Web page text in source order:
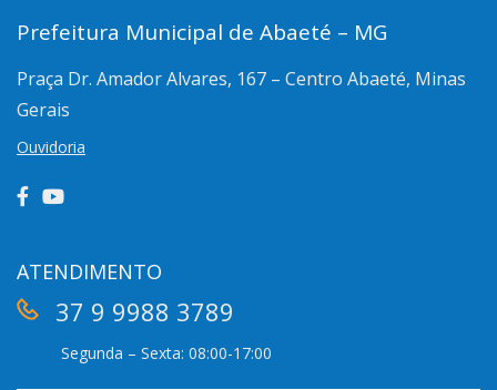
Prefeitura Municipal de Abaeté – MG
Praça Dr. Amador Alvares, 167 – Centro Abaeté, Minas
Gerais
Ouvidoria
ATENDIMENTO
37 9 9988 3789
Segunda – Sexta: 08:00-17:00